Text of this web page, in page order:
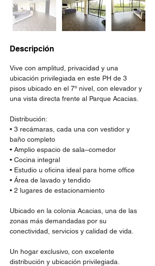
Descripción
Vive con amplitud, privacidad y una
ubicación privilegiada en este PH de 3
pisos ubicado en el 7º nivel, con elevador y
una vista directa frente al Parque Acacias.
Distribución:
• 3 recámaras, cada una con vestidor y
baño completo
• Amplio espacio de sala–comedor
• Cocina integral
• Estudio u oficina ideal para home office
• Área de lavado y tendido
• 2 lugares de estacionamiento
Ubicado en la colonia Acacias, una de las
zonas más demandadas por su
conectividad, servicios y calidad de vida.
Un hogar exclusivo, con excelente
distribución y ubicación privilegiada.